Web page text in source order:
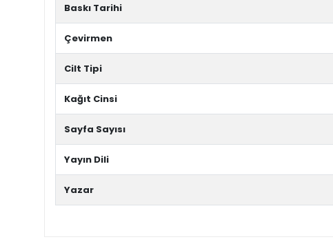
Baskı Tarihi
Çevirmen
Cilt Tipi
Kağıt Cinsi
Sayfa Sayısı
Yayın Dili
Yazar